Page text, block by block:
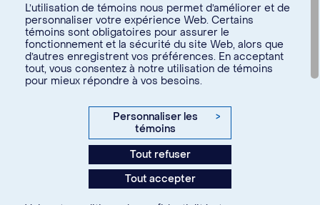
Donnez à l’UdeM
U15
© Université de Montréal, 2026. Tous droits réservés.
Confidentialité
Conditions d’utilisation
Paramètres des témoins
L’utilisation de témoins nous permet d’améliorer et de
personnaliser votre expérience Web. Certains
témoins sont obligatoires pour assurer le
fonctionnement et la sécurité du site Web, alors que
d’autres enregistrent vos préférences. En acceptant
tout, vous consentez à notre utilisation de témoins
pour mieux répondre à vos besoins.
Personnaliser les
témoins
>
Tout refuser
Tout accepter